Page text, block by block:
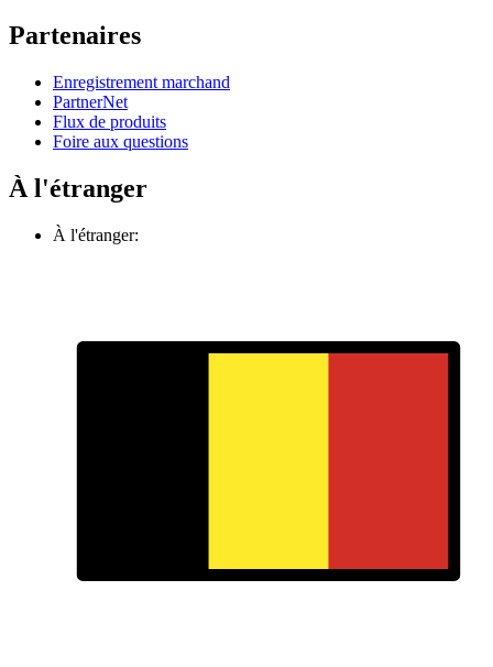
Partenaires
Enregistrement marchand
PartnerNet
Flux de produits
Foire aux questions
À l'étranger
À l'étranger: